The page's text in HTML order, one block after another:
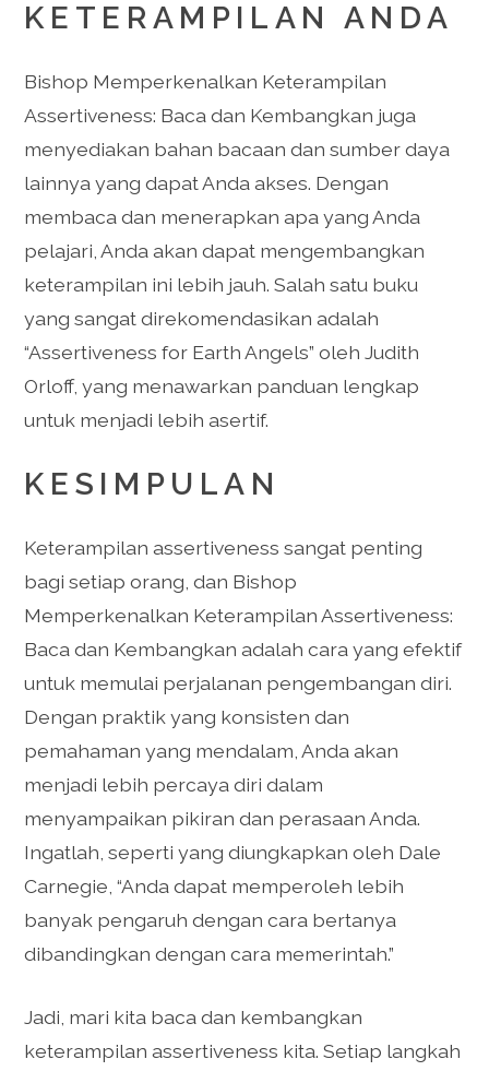
KETERAMPILAN ANDA
Bishop Memperkenalkan Keterampilan
Assertiveness: Baca dan Kembangkan juga
menyediakan bahan bacaan dan sumber daya
lainnya yang dapat Anda akses. Dengan
membaca dan menerapkan apa yang Anda
pelajari, Anda akan dapat mengembangkan
keterampilan ini lebih jauh. Salah satu buku
yang sangat direkomendasikan adalah
“Assertiveness for Earth Angels” oleh Judith
Orloff, yang menawarkan panduan lengkap
untuk menjadi lebih asertif.
KESIMPULAN
Keterampilan assertiveness sangat penting
bagi setiap orang, dan Bishop
Memperkenalkan Keterampilan Assertiveness:
Baca dan Kembangkan adalah cara yang efektif
untuk memulai perjalanan pengembangan diri.
Dengan praktik yang konsisten dan
pemahaman yang mendalam, Anda akan
menjadi lebih percaya diri dalam
menyampaikan pikiran dan perasaan Anda.
Ingatlah, seperti yang diungkapkan oleh Dale
Carnegie, “Anda dapat memperoleh lebih
banyak pengaruh dengan cara bertanya
dibandingkan dengan cara memerintah.”
Jadi, mari kita baca dan kembangkan
keterampilan assertiveness kita. Setiap langkah